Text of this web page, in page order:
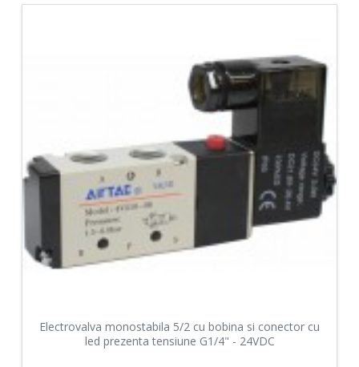
Electrovalva monostabila 5/2 cu bobina si conector cu
led prezenta tensiune G1/4" - 24VDC